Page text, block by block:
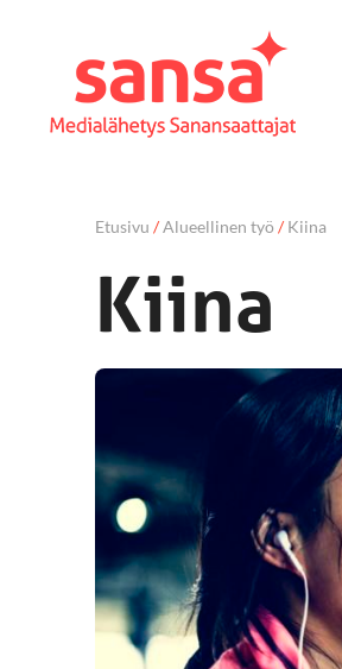
Etusivu /Alueellinen työ /Kiina
Kiina